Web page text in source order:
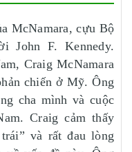
McNamara, cựu Bộ
John F. Kennedy.
Craig McNamara
chiến ở Mỹ. Ông
cha mình và cuộc
Craig cảm thấy
và rất đau lòng